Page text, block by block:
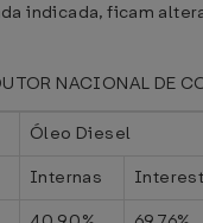
indicada, ficam
NACIONAL DE
Óleo Diesel
Internas